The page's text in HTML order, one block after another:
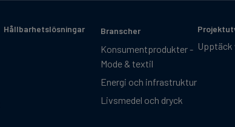
Hållbarhetslösningar Branscher
Konsumentprodukter -
Mode & textil
Energi och infrastruktur
Livsmedel och dryck
Upptäck